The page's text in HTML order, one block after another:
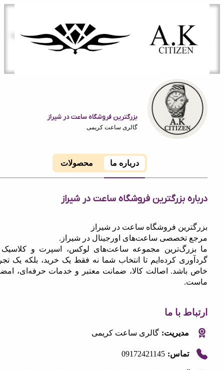
بزرگترین فروشگاه ساعت در شیراز
گالری ساعت کریمی
محصولات
بزرگترین فروشگاه ساعت در شیراز
فروشگاه ساعت در شیراز
ساعت‌های اورجینال در شیراز.
مجموعه ساعت‌های لوکس، اسپرت و کلاسیک را
کرده‌ایم تا انتخاب شما نه فقط یک خرید، بلکه یک تجربه
اصالت کالا، ضمانت معتبر و خدمات حرفه‌ای، امضای
با ما
مدیریت: گالری ساعت کریمی
تماس: 09172421145